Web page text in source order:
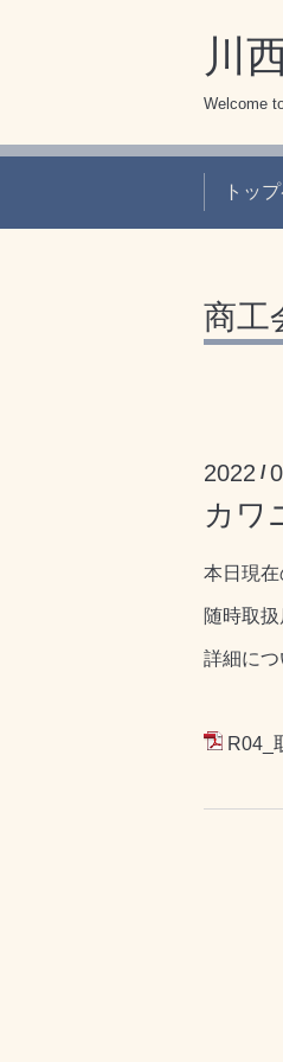
川
Welcome
トッ
商工
2022 /
カワ
本日現在
随時取
詳細に
R04_